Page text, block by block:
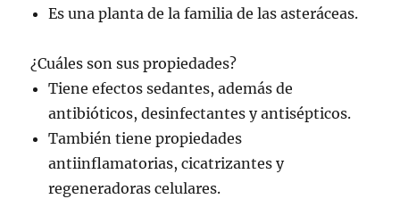
Es una planta de la familia de las asteráceas.
¿Cuáles son sus propiedades?
Tiene efectos sedantes, además de
antibióticos, desinfectantes y antisépticos.
También tiene propiedades
antiinflamatorias, cicatrizantes y
regeneradoras celulares.